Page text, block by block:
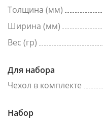
Толщина (мм)
Ширина (мм)
Вес (гр)
Для набора
Чехол в комплекте
Набор